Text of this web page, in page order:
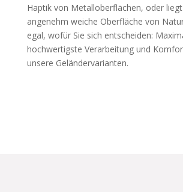
Haptik von Metalloberflächen, oder
angenehm weiche Oberfläche von
egal, wofür Sie sich entscheiden:
hochwertigste Verarbeitung und
unsere Geländervarianten.